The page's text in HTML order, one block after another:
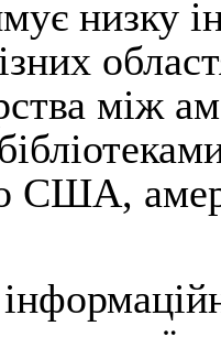
низку
між
США,